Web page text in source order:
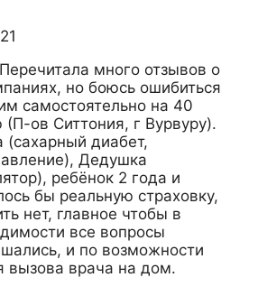
много отзывов о
но боюсь ошибиться
самостоятельно на 40
ов Ситтония, г Вурвуру).
(сахарный диабет,
Дедушка
ребёнок 2 года и
бы реальную страховку,
нет, главное чтобы в
все вопросы
и по возможности
вызова врача на дом.